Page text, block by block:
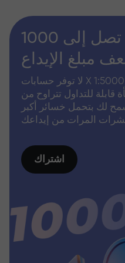
مكافأة إيداع تصل إلى 1000
لا توفر حسابات X الخاصة رافعة مالية تصل إلى 1:5000
للتداول تتراوح من
مما يسمح لك بتحمل خسائر أكبر
اشتراك